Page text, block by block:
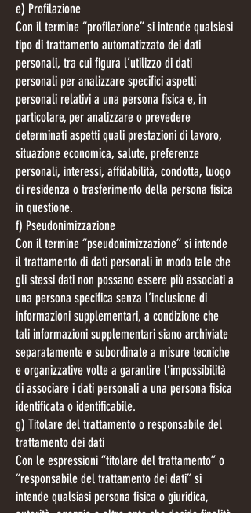
e) Profilazione
Con il termine “profilazione” si intende qualsiasi
tipo di trattamento automatizzato dei dati
personali, tra cui figura l’utilizzo di dati
personali per analizzare specifici aspetti
personali relativi a una persona fisica e, in
particolare, per analizzare o prevedere
determinati aspetti quali prestazioni di lavoro,
situazione economica, salute, preferenze
personali, interessi, affidabilità, condotta, luogo
di residenza o trasferimento della persona fisica
in questione.
f) Pseudonimizzazione
Con il termine “pseudonimizzazione” si intende
il trattamento di dati personali in modo tale che
gli stessi dati non possano essere più associati a
una persona specifica senza l’inclusione di
informazioni supplementari, a condizione che
tali informazioni supplementari siano archiviate
separatamente e subordinate a misure tecniche
e organizzative volte a garantire l’impossibilità
di associare i dati personali a una persona fisica
identificata o identificabile.
g) Titolare del trattamento o responsabile del
trattamento dei dati
Con le espressioni “titolare del trattamento” o
“responsabile del trattamento dei dati” si
intende qualsiasi persona fisica o giuridica,